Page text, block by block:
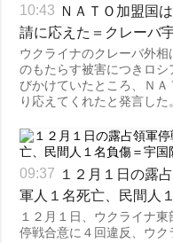
10:43 ＮＡＴＯ加盟国
請に応えた＝クレーバ
ウクライナのクレーバ外
のもたらす被害につきロ
びかけていたところ、Ｎ
り応えてくれたと発言した
09:37 １２月１日の露
軍人１名死亡、民間人
１２月１日、ウクライナ東
停戦合意に４回違反、ウク